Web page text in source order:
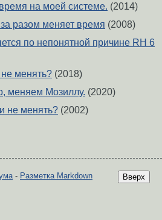
на моей системе. (2014)
разом меняет время (2008)
по непонятной причине RH 6
менять? (2018)
меняем Мозиллу. (2020)
не менять? (2002)
Вверх
- Разметка Markdown